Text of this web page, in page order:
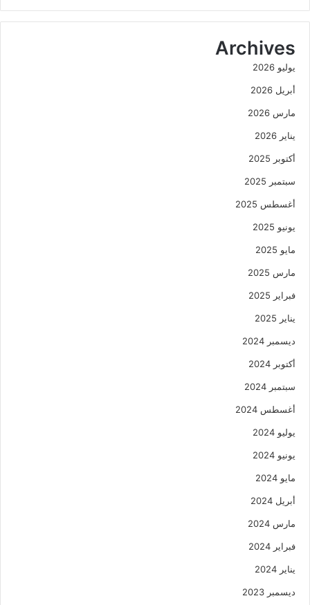
Archives
يوليو 2026
أبريل 2026
مارس 2026
يناير 2026
أكتوبر 2025
سبتمبر 2025
أغسطس 2025
يونيو 2025
مايو 2025
مارس 2025
فبراير 2025
يناير 2025
ديسمبر 2024
أكتوبر 2024
سبتمبر 2024
أغسطس 2024
يوليو 2024
يونيو 2024
مايو 2024
أبريل 2024
مارس 2024
فبراير 2024
يناير 2024
ديسمبر 2023